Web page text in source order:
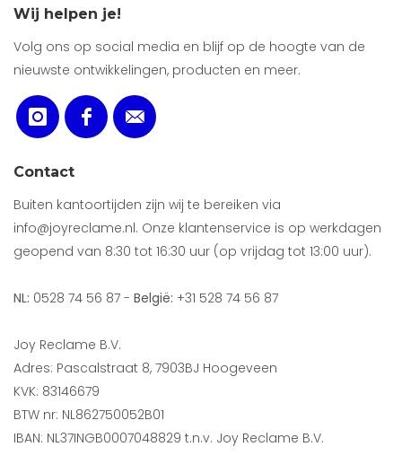
Wij helpen je!
Volg ons op social media en blijf op de hoogte van de
nieuwste ontwikkelingen, producten en meer.
Contact
Buiten kantoortijden zijn wij te bereiken via
info@joyreclame.nl. Onze klantenservice is op werkdagen
geopend van 8:30 tot 16:30 uur (op vrijdag tot 13:00 uur).
NL: 0528 74 56 87 - België: +31 528 74 56 87
Joy Reclame B.V.
Adres: Pascalstraat 8, 7903BJ Hoogeveen
KVK: 83146679
BTW nr: NL862750052B01
IBAN: NL37INGB0007048829 t.n.v. Joy Reclame B.V.